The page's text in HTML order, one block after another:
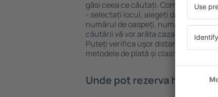
găsi ceea ce căutați. Completați
- selectați locul, alegeți data de
numărul de oaspeți, numărul de
căutării vă vor arăta cazarea
Puteți verifica uşor distanța de la
metodele de plată și clasificarea
Unde pot rezerva hoteluri